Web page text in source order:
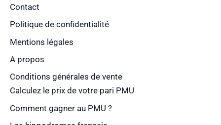
Contact
Politique de confidentialité
Mentions légales
A propos
Conditions générales de vente
Calculez le prix de votre pari PMU
Comment gagner au PMU ?